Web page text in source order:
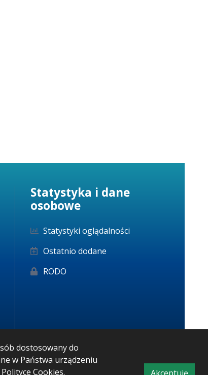
dostosowany do
w Państwa urządzeniu
Polityce Cookies.
Statystyka i dane
osobowe
Statystyki oglądalności
Ostatnio dodane
RODO